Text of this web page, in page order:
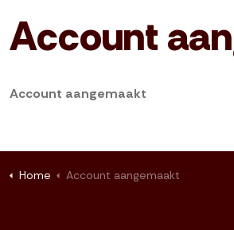
Account
Account aangemaakt
Home Account aangemaakt